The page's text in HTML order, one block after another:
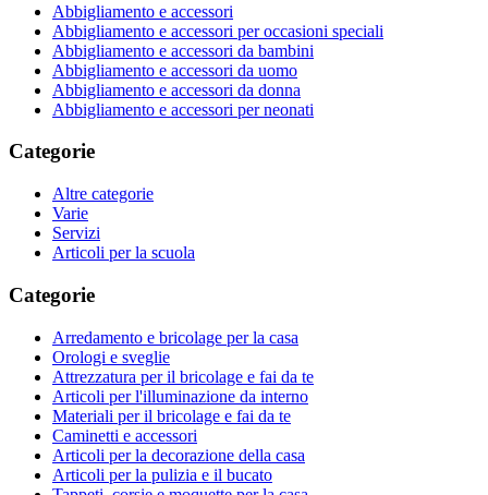
Abbigliamento e accessori
Abbigliamento e accessori per occasioni speciali
Abbigliamento e accessori da bambini
Abbigliamento e accessori da uomo
Abbigliamento e accessori da donna
Abbigliamento e accessori per neonati
Categorie
Altre categorie
Varie
Servizi
Articoli per la scuola
Categorie
Arredamento e bricolage per la casa
Orologi e sveglie
Attrezzatura per il bricolage e fai da te
Articoli per l'illuminazione da interno
Materiali per il bricolage e fai da te
Caminetti e accessori
Articoli per la decorazione della casa
Articoli per la pulizia e il bucato